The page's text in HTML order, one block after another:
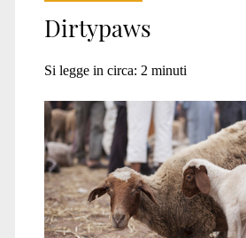
<span>Animals’
Angels</span>
Dirtypaws
Si legge in circa: 2 minuti